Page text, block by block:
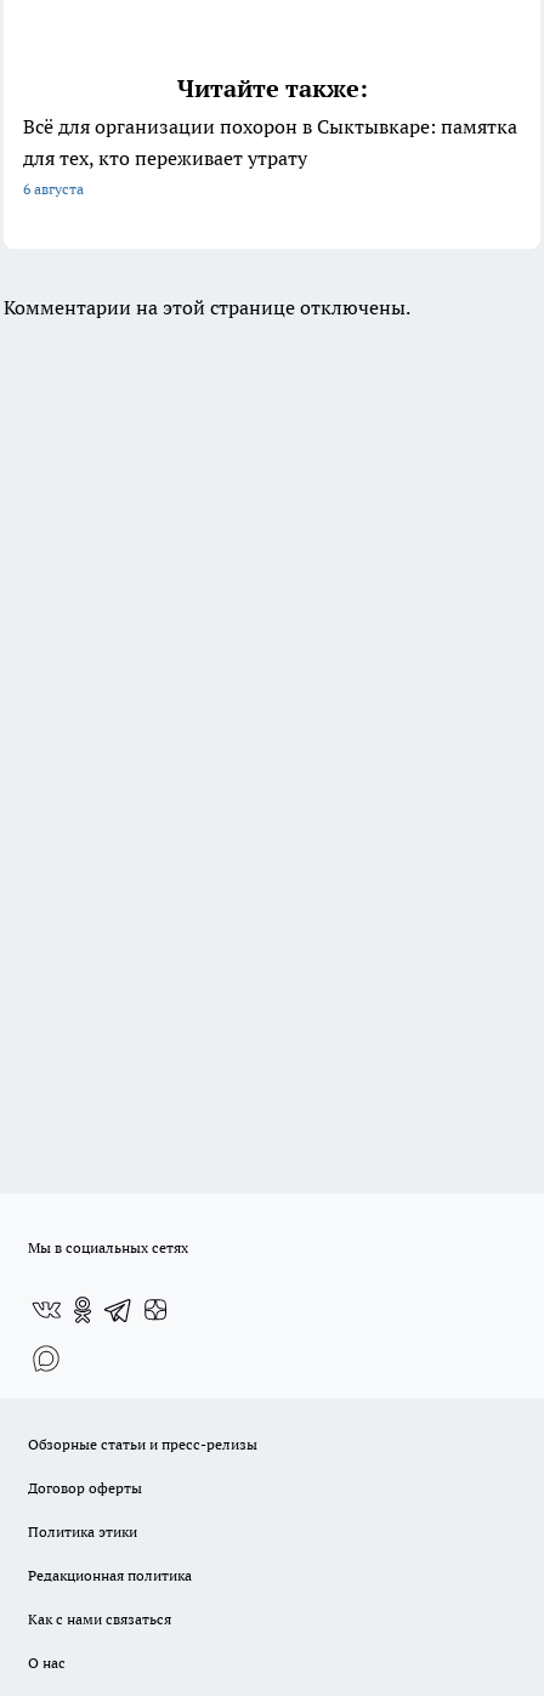
Читайте также:
Всё для организации похорон в Сыктывкаре: памятка
для тех, кто переживает утрату
6 августа
Комментарии на этой странице отключены.
Мы в социальных сетях
Обзорные статьи и пресс-релизы
Договор оферты
Политика этики
Редакционная политика
Как с нами связаться
О нас